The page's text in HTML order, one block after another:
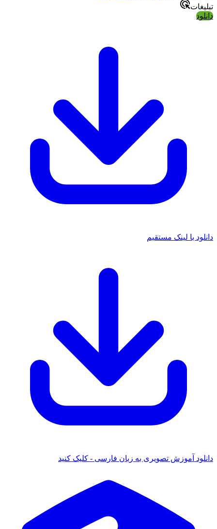
تبلیغات
دانلود
دانلود با لینک مستقیم
دانلود آموزش تصویری به زبان فارسی - کلیک کنید